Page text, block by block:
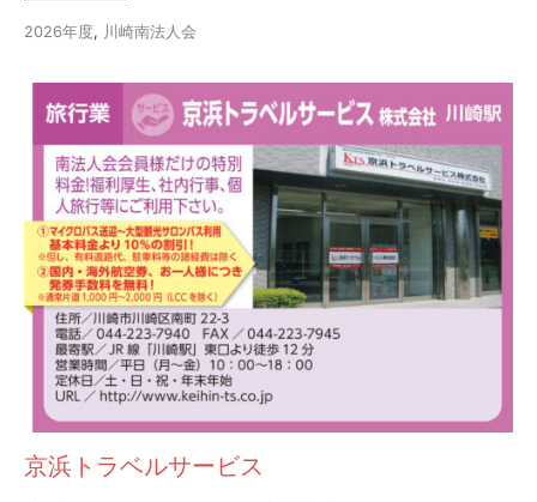
2026年度, 川崎南法人会
京浜トラベルサービス